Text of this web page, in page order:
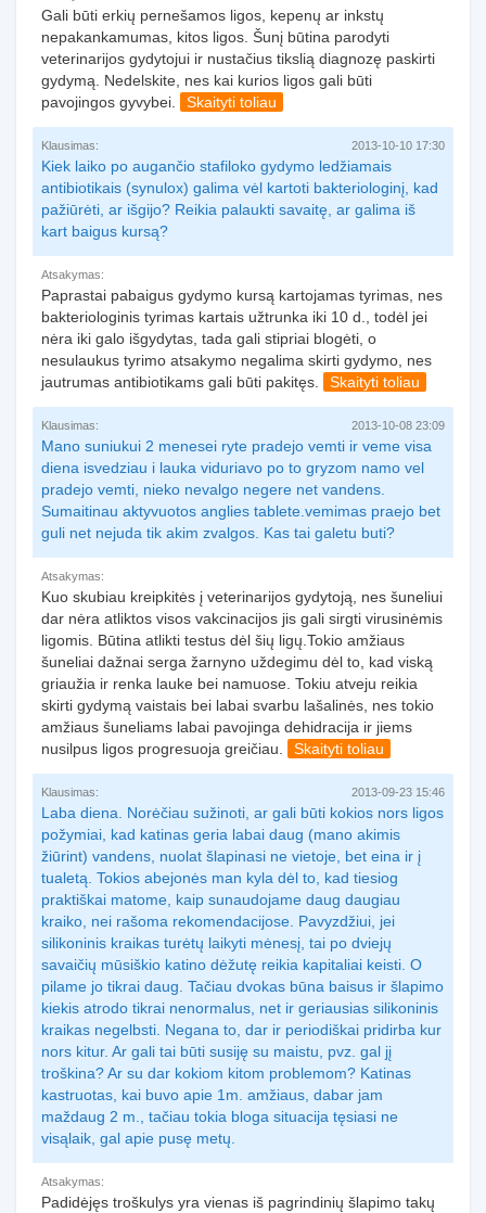
Gali būti erkių pernešamos ligos, kepenų ar inkstų
nepakankamumas, kitos ligos. Šunį būtina parodyti
veterinarijos gydytojui ir nustačius tikslią diagnozę paskirti
gydymą. Nedelskite, nes kai kurios ligos gali būti
pavojingos gyvybei.
Skaityti toliau
Klausimas: 2013-10-10 17:30
Kiek laiko po augančio stafiloko gydymo ledžiamais
antibiotikais (synulox) galima vėl kartoti bakteriologinį, kad
pažiūrėti, ar išgijo? Reikia palaukti savaitę, ar galima iš
kart baigus kursą?
Atsakymas:
Paprastai pabaigus gydymo kursą kartojamas tyrimas, nes
bakteriologinis tyrimas kartais užtrunka iki 10 d., todėl jei
nėra iki galo išgydytas, tada gali stipriai blogėti, o
nesulaukus tyrimo atsakymo negalima skirti gydymo, nes
jautrumas antibiotikams gali būti pakitęs.
Skaityti toliau
Klausimas: 2013-10-08 23:09
Mano suniukui 2 menesei ryte pradejo vemti ir veme visa
diena isvedziau i lauka viduriavo po to gryzom namo vel
pradejo vemti, nieko nevalgo negere net vandens.
Sumaitinau aktyvuotos anglies tablete.vemimas praejo bet
guli net nejuda tik akim zvalgos. Kas tai galetu buti?
Atsakymas:
Kuo skubiau kreipkitės į veterinarijos gydytoją, nes šuneliui
dar nėra atliktos visos vakcinacijos jis gali sirgti virusinėmis
ligomis. Būtina atlikti testus dėl šių ligų.Tokio amžiaus
šuneliai dažnai serga žarnyno uždegimu dėl to, kad viską
griaužia ir renka lauke bei namuose. Tokiu atveju reikia
skirti gydymą vaistais bei labai svarbu lašalinės, nes tokio
amžiaus šuneliams labai pavojinga dehidracija ir jiems
nusilpus ligos progresuoja greičiau.
Skaityti toliau
Klausimas: 2013-09-23 15:46
Laba diena. Norėčiau sužinoti, ar gali būti kokios nors ligos
požymiai, kad katinas geria labai daug (mano akimis
žiūrint) vandens, nuolat šlapinasi ne vietoje, bet eina ir į
tualetą. Tokios abejonės man kyla dėl to, kad tiesiog
praktiškai matome, kaip sunaudojame daug daugiau
kraiko, nei rašoma rekomendacijose. Pavyzdžiui, jei
silikoninis kraikas turėtų laikyti mėnesį, tai po dviejų
savaičių mūsiškio katino dėžutę reikia kapitaliai keisti. O
pilame jo tikrai daug. Tačiau dvokas būna baisus ir šlapimo
kiekis atrodo tikrai nenormalus, net ir geriausias silikoninis
kraikas negelbsti. Negana to, dar ir periodiškai pridirba kur
nors kitur. Ar gali tai būti susiję su maistu, pvz. gal jį
troškina? Ar su dar kokiom kitom problemom? Katinas
kastruotas, kai buvo apie 1m. amžiaus, dabar jam
maždaug 2 m., tačiau tokia bloga situacija tęsiasi ne
visąlaik, gal apie pusę metų.
Atsakymas:
Padidėjęs troškulys yra vienas iš pagrindinių šlapimo takų